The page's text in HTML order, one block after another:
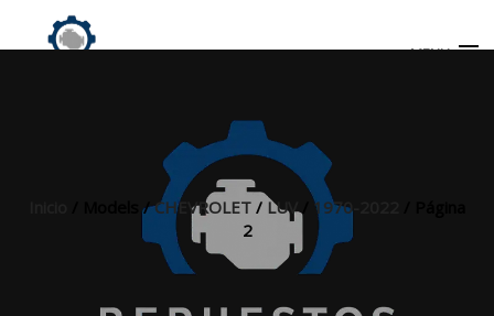
MENU
/ Models /CHEVROLET / LUV/ 1970-2022
2